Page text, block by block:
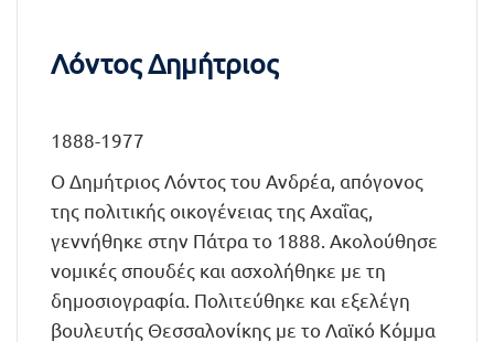
Λόντος Δημήτριος
1888-1977
Ο Δημήτριος Λόντος του Ανδρέα, απόγονος
της πολιτικής οικογένειας της Αχαΐας,
γεννήθηκε στην Πάτρα το 1888. Ακολούθησε
νομικές σπουδές και ασχολήθηκε με τη
δημοσιογραφία. Πολιτεύθηκε και εξελέγη
βουλευτής Θεσσαλονίκης με το Λαϊκό Κόμμα